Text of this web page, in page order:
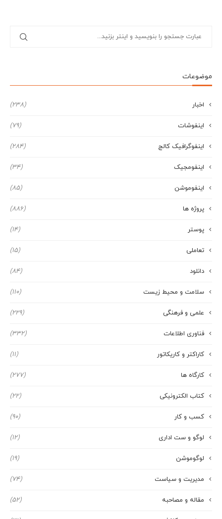
موضوعات
اخبار (238)
اینفوشات (79)
اینفوگرافیک کالج (284)
اینفومجیک (34)
اینفوموشن (85)
پروژه ها (886)
پوستر (14)
تعاملی (15)
دانلود (84)
سلامت و محیط زیست (110)
علمی و فرهنگی (229)
فناوری اطلاعات (332)
کاراکتر و کاریکاتور (11)
کارگاه ها (277)
کتاب الکترونیکی (22)
کسب و کار (90)
لوگو و ست اداری (12)
لوگوموشن (19)
مدیریت و سیاست (74)
مقاله و مصاحبه (52)